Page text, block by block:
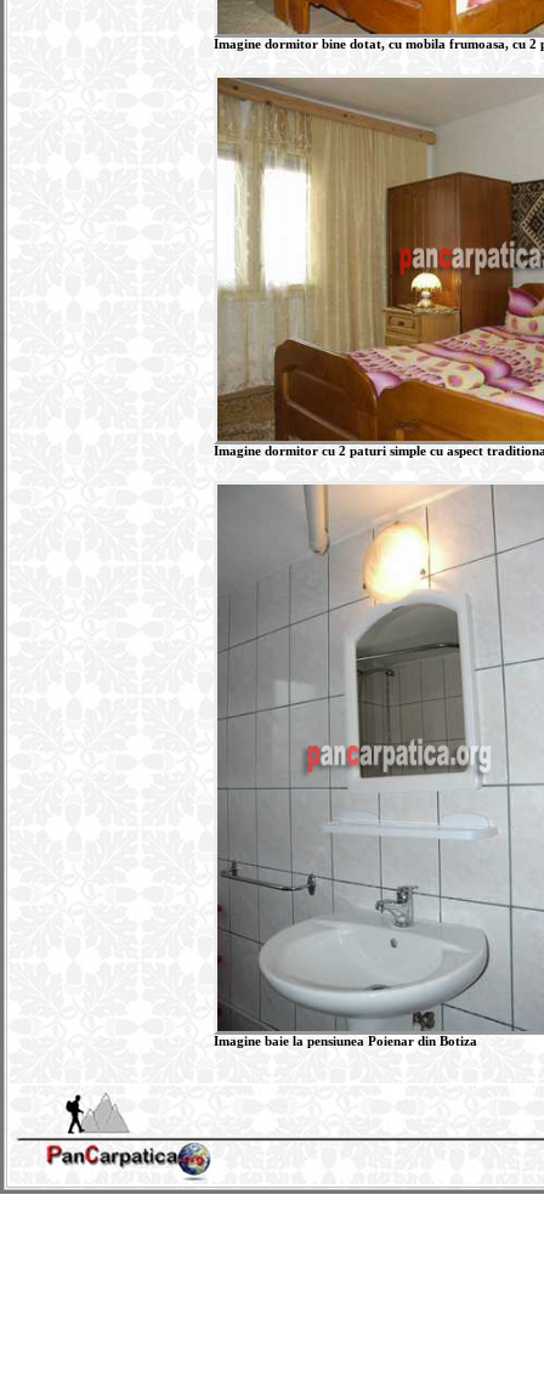
Imagine dormitor bine dotat, cu mobila frumoasa, cu 2
Imagine dormitor cu 2 paturi simple cu aspect
Imagine baie la pensiunea Poienar din Botiza